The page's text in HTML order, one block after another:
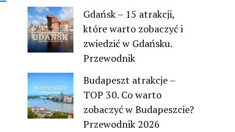
Gdańsk – 15 atrakcji,
które warto zobaczyć i
zwiedzić w Gdańsku.
Przewodnik
Budapeszt atrakcje –
TOP 30. Co warto
zobaczyć w Budapeszcie?
Przewodnik 2026